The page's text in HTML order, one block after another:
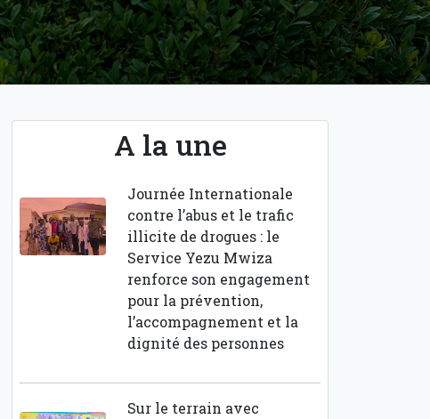
A la une
Journée Internationale
contre l’abus et le trafic
illicite de drogues : le
Service Yezu Mwiza
renforce son engagement
pour la prévention,
l’accompagnement et la
dignité des personnes
Sur le terrain avec